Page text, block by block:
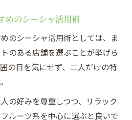
めのシーシャ活用術
のシーシャ活用術としては、ま
のある店舗を選ぶことが挙げら
の目を気にせず、二人だけの特
の好みを尊重しつつ、リラック
ルーツ系を中心に選ぶと良いで